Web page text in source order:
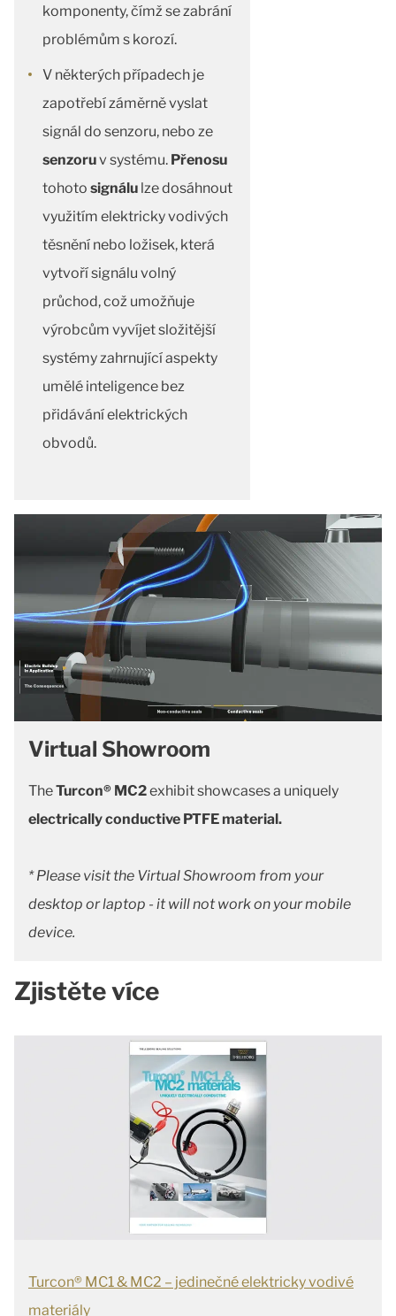
komponenty, čímž se zabrání
problémům s korozí.
V některých případech je
zapotřebí záměrně vyslat
signál do senzoru, nebo ze
senzoruv systému. Přenosu
tohoto signálu lze dosáhnout
využitím elektricky vodivých
těsnění nebo ložisek, která
vytvoří signálu volný
průchod, což umožňuje
výrobcům vyvíjet složitější
systémy zahrnující aspekty
umělé inteligence bez
přidávání elektrických
obvodů.
Virtual Showroom
TheTurcon® MC2exhibit showcases a uniquely
electrically conductive PTFE material.
* Please visit the Virtual Showroom from your
desktop or laptop - it will not work on your mobile
device.
Zjistěte více
Turcon® MC1 & MC2 – jedinečné elektricky vodivé
materiály